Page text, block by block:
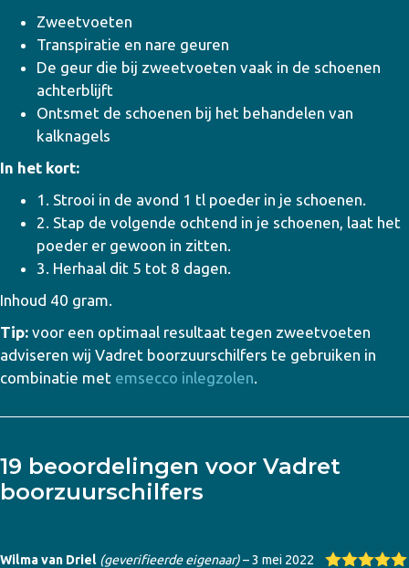
Zweetvoeten
Transpiratie en nare geuren
De geur die bij zweetvoeten vaak in de schoenen
achterblijft
Ontsmet de schoenen bij het behandelen van
kalknagels
In het kort:
1. Strooi in de avond 1 tl poeder in je schoenen.
2. Stap de volgende ochtend in je schoenen, laat het
poeder er gewoon in zitten.
3. Herhaal dit 5 tot 8 dagen.
Inhoud 40 gram.
Tip: voor een optimaal resultaat tegen zweetvoeten
adviseren wij Vadret boorzuurschilfers te gebruiken in
combinatie met emsecco inlegzolen.
19 beoordelingen voor Vadret
boorzuurschilfers
Wilma van Driel (geverifieerde eigenaar)–3 mei 2022